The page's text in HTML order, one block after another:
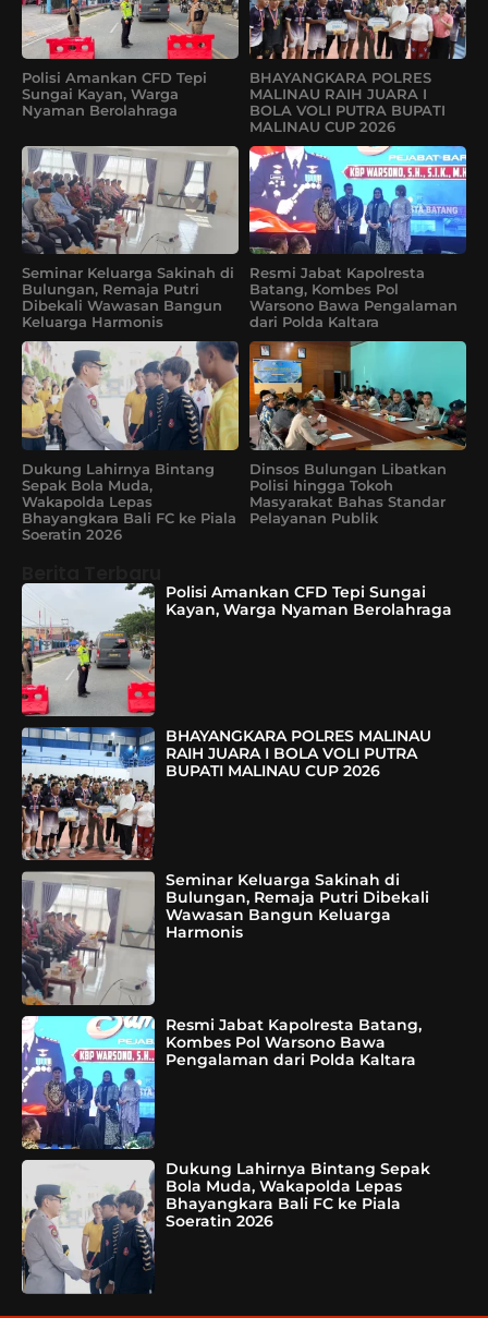
Polisi Amankan CFD Tepi
Sungai Kayan, Warga
Nyaman Berolahraga
BHAYANGKARA POLRES
MALINAU RAIH JUARA I
BOLA VOLI PUTRA BUPATI
MALINAU CUP 2026
Seminar Keluarga Sakinah di
Bulungan, Remaja Putri
Dibekali Wawasan Bangun
Keluarga Harmonis
Resmi Jabat Kapolresta
Batang, Kombes Pol
Warsono Bawa Pengalaman
dari Polda Kaltara
Dukung Lahirnya Bintang
Sepak Bola Muda,
Wakapolda Lepas
Bhayangkara Bali FC ke Piala
Soeratin 2026
Dinsos Bulungan Libatkan
Polisi hingga Tokoh
Masyarakat Bahas Standar
Pelayanan Publik
Polisi Amankan CFD Tepi Sungai
Kayan, Warga Nyaman Berolahraga
BHAYANGKARA POLRES MALINAU
RAIH JUARA I BOLA VOLI PUTRA
BUPATI MALINAU CUP 2026
Seminar Keluarga Sakinah di
Bulungan, Remaja Putri Dibekali
Wawasan Bangun Keluarga
Harmonis
Resmi Jabat Kapolresta Batang,
Kombes Pol Warsono Bawa
Pengalaman dari Polda Kaltara
Dukung Lahirnya Bintang Sepak
Bola Muda, Wakapolda Lepas
Bhayangkara Bali FC ke Piala
Soeratin 2026